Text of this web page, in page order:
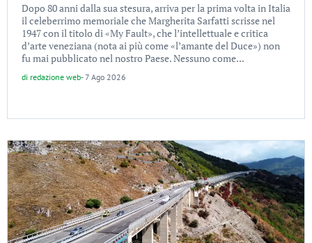
Dopo 80 anni dalla sua stesura, arriva per la prima volta in Italia
il celeberrimo memoriale che Margherita Sarfatti scrisse nel
1947 con il titolo di «My Fault», che l’intellettuale e critica
d’arte veneziana (nota ai più come «l’amante del Duce») non
fu mai pubblicato nel nostro Paese. Nessuno come...
di redazione web-7 Ago 2026